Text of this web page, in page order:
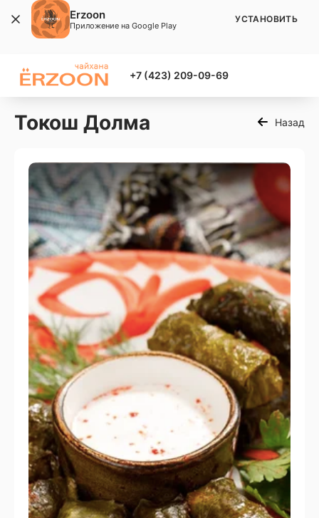
+7 (423) 209-09-69
Токош Долма Назад
Erzoon
Приложение на Google Play
УСТАНОВИТЬ